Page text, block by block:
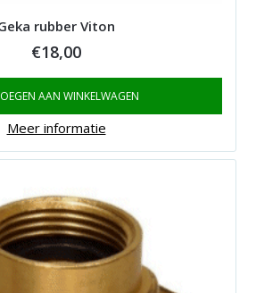
rubber Viton
€18,00
AAN WINKELWAGEN
Meer informatie